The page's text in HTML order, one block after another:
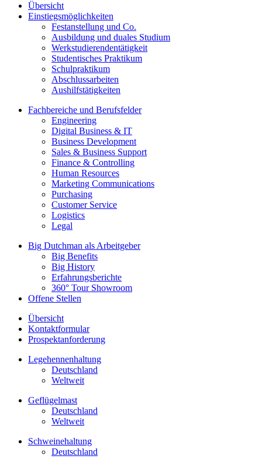
Übersicht
Einstiegsmöglichkeiten
Festanstellung und Co.
Ausbildung und duales Studium
Werkstudierendentätigkeit
Studentisches Praktikum
Schulpraktikum
Abschlussarbeiten
Aushilfstätigkeiten
Fachbereiche und Berufsfelder
Engineering
Digital Business & IT
Business Development
Sales & Business Support
Finance & Controlling
Human Resources
Marketing Communications
Purchasing
Customer Service
Logistics
Legal
Big Dutchman als Arbeitgeber
Big Benefits
Big History
Erfahrungsberichte
360° Tour Showroom
Offene Stellen
Übersicht
Kontaktformular
Prospektanforderung
Legehennenhaltung
Deutschland
Weltweit
Geflügelmast
Deutschland
Weltweit
Schweinehaltung
Deutschland